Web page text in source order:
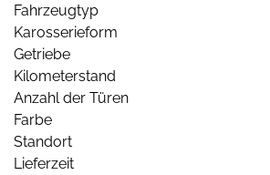
Fahrzeugtyp
Karosserieform
Getriebe
Kilometerstand
Anzahl der Türen
Farbe
Standort
Lieferzeit